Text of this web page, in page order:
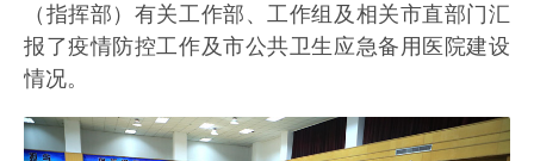
（指挥部）有关工作部、工作组及相关市直部门汇
报了疫情防控工作及市公共卫生应急备用医院建设
情况。